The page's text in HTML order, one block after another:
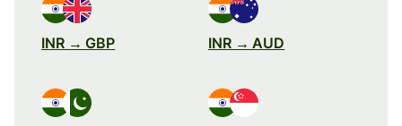
INR → GBP INR → AUD